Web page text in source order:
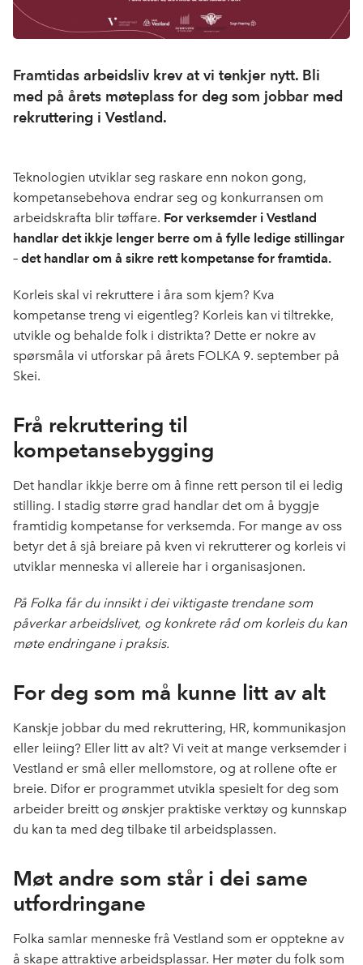
Framtidas arbeidsliv krev at vi tenkjer nytt. Bli
med på årets møteplass for deg som jobbar med
rekruttering i Vestland.
Teknologien utviklar seg raskare enn nokon gong,
kompetansebehova endrar seg og konkurransen om
arbeidskrafta blir tøffare. For verksemder i Vestland
handlar det ikkje lenger berre om å fylle ledige stillingar
– det handlar om å sikre rett kompetanse for framtida.
Korleis skal vi rekruttere i åra som kjem? Kva
kompetanse treng vi eigentleg? Korleis kan vi tiltrekke,
utvikle og behalde folk i distrikta? Dette er nokre av
spørsmåla vi utforskar på årets FOLKA 9. september på
Skei.
Frå rekruttering til
kompetansebygging
Det handlar ikkje berre om å finne rett person til ei ledig
stilling. I stadig større grad handlar det om å byggje
framtidig kompetanse for verksemda. For mange av oss
betyr det å sjå breiare på kven vi rekrutterer og korleis vi
utviklar menneska vi allereie har i organisasjonen.
På Folka får du innsikt i dei viktigaste trendane som
påverkar arbeidslivet, og konkrete råd om korleis du kan
møte endringane i praksis.
For deg som må kunne litt av alt
Kanskje jobbar du med rekruttering, HR, kommunikasjon
eller leiing? Eller litt av alt? Vi veit at mange verksemder i
Vestland er små eller mellomstore, og at rollene ofte er
breie. Difor er programmet utvikla spesielt for deg som
arbeider breitt og ønskjer praktiske verktøy og kunnskap
du kan ta med deg tilbake til arbeidsplassen.
Møt andre som står i dei same
utfordringane
Folka samlar menneske frå Vestland som er opptekne av
å skape attraktive arbeidsplassar. Her møter du folk som